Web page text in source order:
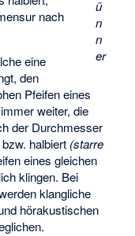
ü
n
n
er
nach
eine
den
Pfeifen eines
weiter, die
der Durchmesser
halbiert (starre
eines gleichen
klingen. Bei
klangliche
hörakustischen